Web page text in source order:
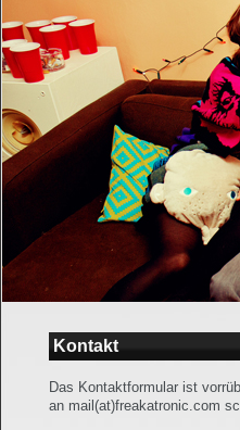
Kontakt
Das Kontaktformular ist
an mail(at)freakatronic.com